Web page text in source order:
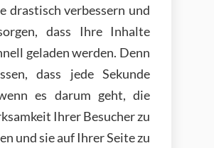
drastisch verbessern und
dass Ihre Inhalte
geladen werden. Denn
dass jede Sekunde
es darum geht, die
Ihrer Besucher zu
und sie auf Ihrer Seite zu